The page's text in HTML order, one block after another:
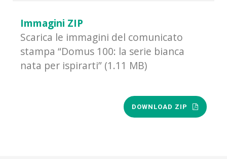
Immagini ZIP
Scarica le immagini del comunicato
stampa “Domus 100: la serie bianca
nata per ispirarti” (1.11 MB)
DOWNLOAD ZIP